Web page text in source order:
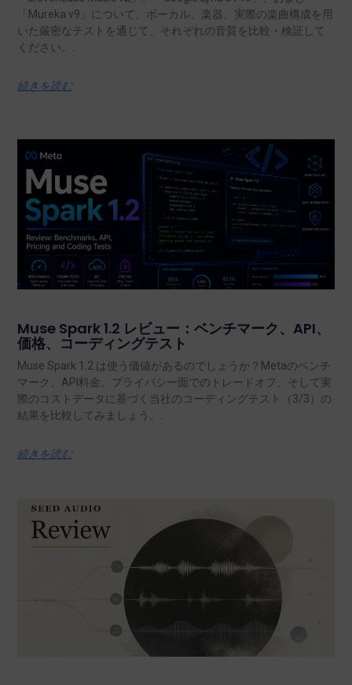
「Mureka v9」について、ボーカル、楽器、実際の楽曲構成を用
いた厳密なテストを通じて、それぞれの音質を比較・検証して
ください。.
続きを読む
Muse Spark 1.2 レビュー：ベンチマーク、API、
価格、コーディングテスト
Muse Spark 1.2 は使う価値があるのでしょうか？Metaのベンチ
マーク、API料金、プライバシー面でのトレードオフ、そして実
際のコストデータに基づく当社のコーディングテスト（3/3）の
結果を比較してみましょう。.
続きを読む